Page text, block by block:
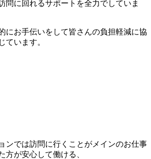
問に回れるサポートを全力でしていま
にお手伝いをして皆さんの負担軽減に協
ています。
ンでは訪問に行くことがメインのお仕事
方が安心して働ける、